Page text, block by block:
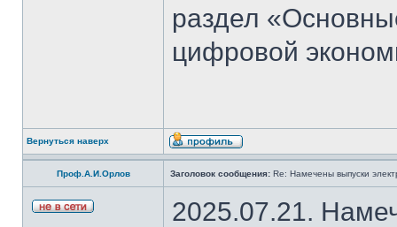
раздел
цифровой
Вернуться наверх
Проф.А.И.Орлов Заголовок сообщения: Re: Намечены выпуски
2025.07.21.